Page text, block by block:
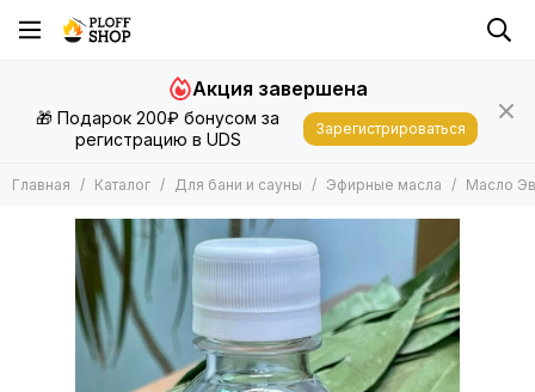
Для бани и сауны
Запарки
Эфирные масла
Подушки, Матрасы, Валики
Другие Аксессуары
🎁 Подарок 200₽ бонусом за
регистрацию в UDS
Акция завершена
Зарегистрироваться
Главная Каталог Для бани и сауны Эфирные масла Масло